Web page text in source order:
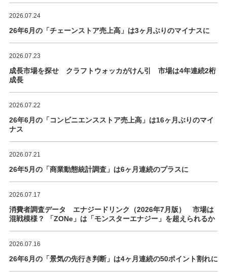
2026.07.24
26年6月の「チェーンストア売上高」は3ヶ月ぶりのマイナスに
2026.07.23
成長市場を探せ クラフトウォッカがけん引 市場は4年連続2桁
成長
2026.07.22
26年6月の「コンビニエンスストア売上高」は16ヶ月ぶりのマイ
ナス
2026.07.21
26年5月の「商業動態統計調査」は6ヶ月連続のプラスに
2026.07.17
消費者調査データ エナジードリンク（2026年7月版） 市場は
混戦模様？ 「ZONe」は「モンスターエナジー」を超えられるか
2026.07.16
26年6月の「景気の先行き判断」は4ヶ月連続の50ポイント割れに